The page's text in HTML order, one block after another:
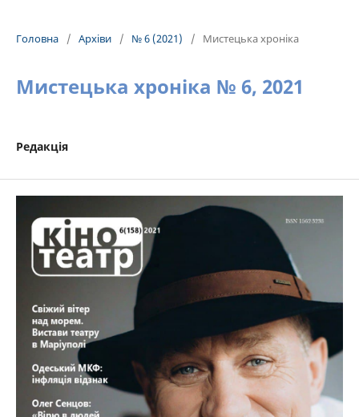
Головна / Архіви / № 6 (2021) / Мистецька хроніка
Мистецька хроніка № 6, 2021
Редакція